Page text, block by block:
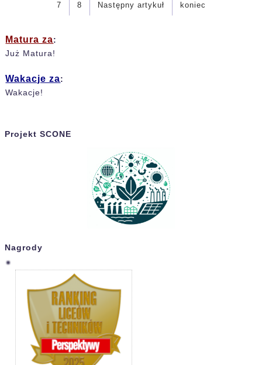
7 8 Następny artykuł koniec
Matura za:
Już Matura!
Wakacje za:
Wakacje!
Projekt SCONE
Nagrody